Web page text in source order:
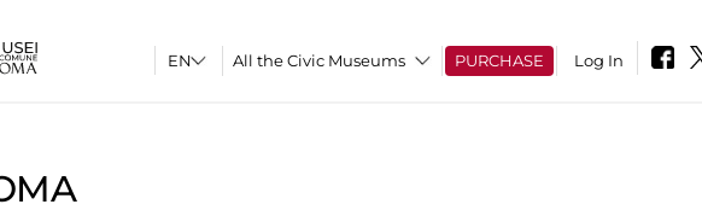
All the Civic Museums PURCHASE Log In